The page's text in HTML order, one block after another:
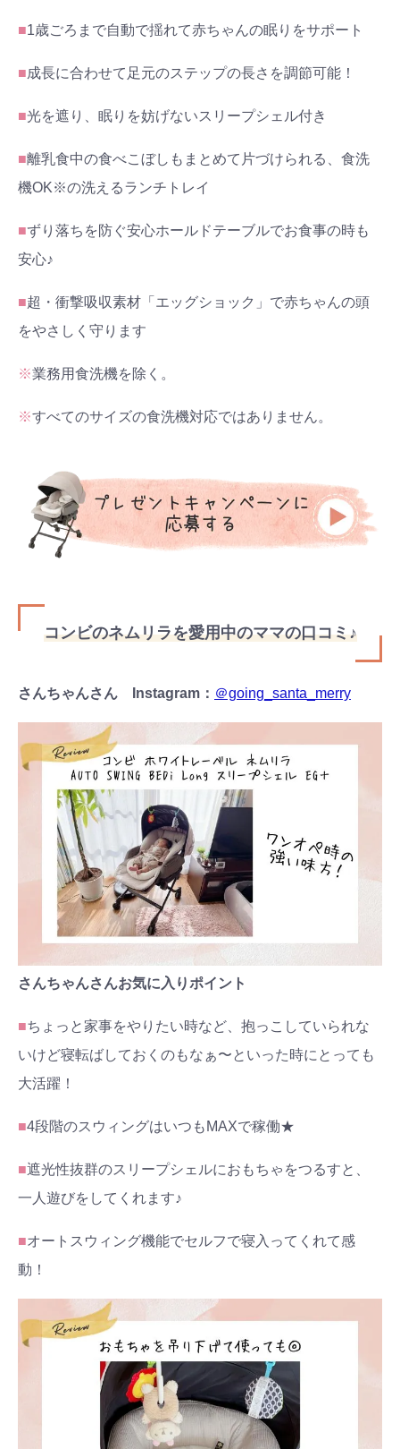
■1歳ごろまで自動で揺れて赤ちゃんの眠りをサポート
■成長に合わせて足元のステップの長さを調節可能！
■光を遮り、眠りを妨げないスリープシェル付き
■離乳食中の食べこぼしもまとめて片づけられる、食洗
機OK※の洗えるランチトレイ
■ずり落ちを防ぐ安心ホールドテーブルでお食事の時も
安心♪
■超・衝撃吸収素材「エッグショック」で赤ちゃんの頭
をやさしく守ります
※業務用食洗機を除く。
※すべてのサイズの食洗機対応ではありません。
コンビのネムリラを愛用中のママの口コミ♪
さんちゃんさん Instagram： ＠going_santa_merry
さんちゃんさんお気に入りポイント
■ちょっと家事をやりたい時など、抱っこしていられな
いけど寝転ばしておくのもなぁ〜といった時にとっても
大活躍！
■4段階のスウィングはいつもMAXで稼働★
■遮光性抜群のスリープシェルにおもちゃをつるすと、
一人遊びをしてくれます♪
■オートスウィング機能でセルフで寝入ってくれて感
動！